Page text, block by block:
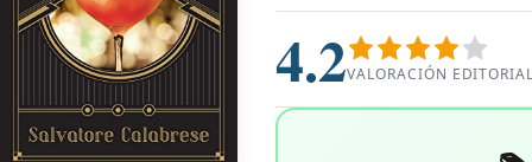
4.2VALORACIÓN